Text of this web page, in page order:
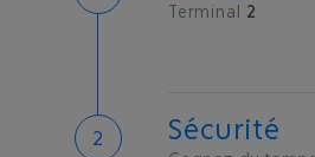
Terminal 2
Sécurité